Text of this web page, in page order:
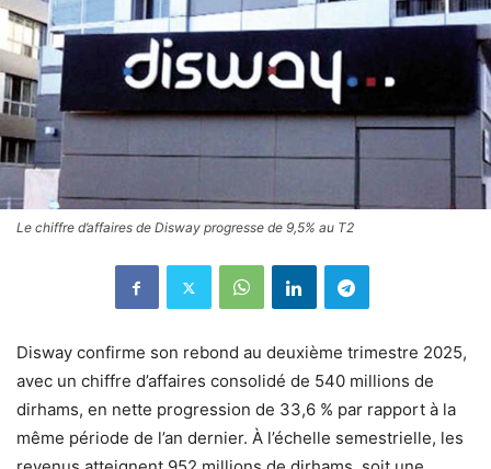
Le chiffre d’affaires de Disway progresse de 9,5% au T2
Disway confirme son rebond au deuxième trimestre 2025,
avec un chiffre d’affaires consolidé de 540 millions de
dirhams, en nette progression de 33,6 % par rapport à la
même période de l’an dernier. À l’échelle semestrielle, les